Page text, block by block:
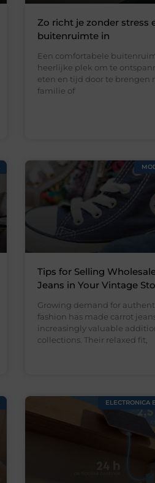
Zo richt je zonder stress
buitenruimte in
Een comfortabele
heerlijke plek om te
eten en tijd door te brengen
familie of
Tips for Selling
Jeans in Your Vintage
Growing demand for
fashion has made carrot
increasingly valuable
collections. Their relaxed fit,
ELECTRONICA